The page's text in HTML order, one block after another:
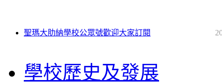
聖瑪大肋納學校公眾號歡迎大家訂閱
學校歷史及發展